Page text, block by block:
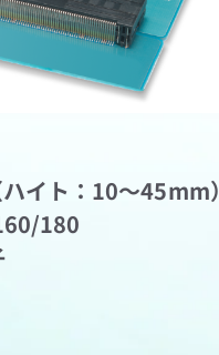
イト：10～45mm）
180